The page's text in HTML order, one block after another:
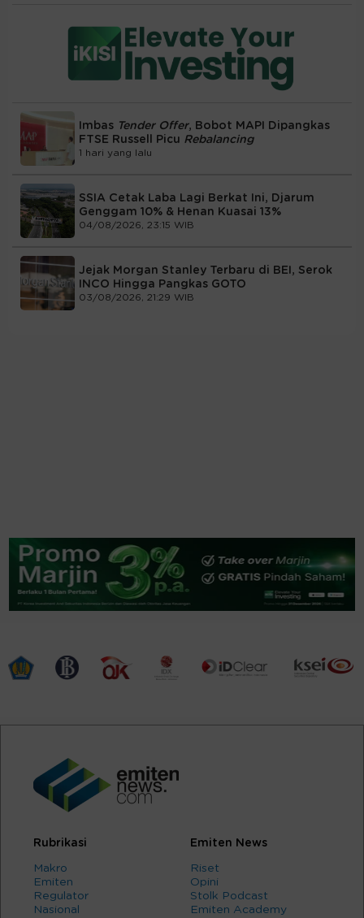
Imbas Tender Offer, Bobot MAPI Dipangkas
FTSE Russell Picu Rebalancing
1 hari yang lalu
SSIA Cetak Laba Lagi Berkat Ini, Djarum
Genggam 10% & Henan Kuasai 13%
04/08/2026, 23:15 WIB
Jejak Morgan Stanley Terbaru di BEI, Serok
INCO Hingga Pangkas GOTO
03/08/2026, 21:29 WIB
Rubrikasi
Makro
Emiten
Regulator
Nasional
Emiten News
Riset
Opini
Stolk Podcast
Emiten Academy